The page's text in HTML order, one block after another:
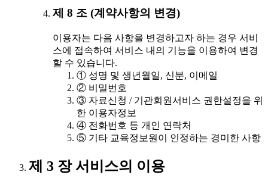
제 8 조 (계약사항의 변경)
이용자는 다음 사항을 변경하고자 하는 경우 서비
스에 접속하여 서비스 내의 기능을 이용하여 변경
할 수 있습니다.
① 성명 및 생년월일, 신분, 이메일
② 비밀번호
③ 자료신청 / 기관회원서비스 권한설정을 위
한 이용자정보
④ 전화번호 등 개인 연락처
⑤ 기타 교육정보원이 인정하는 경미한 사항
제 3 장 서비스의 이용